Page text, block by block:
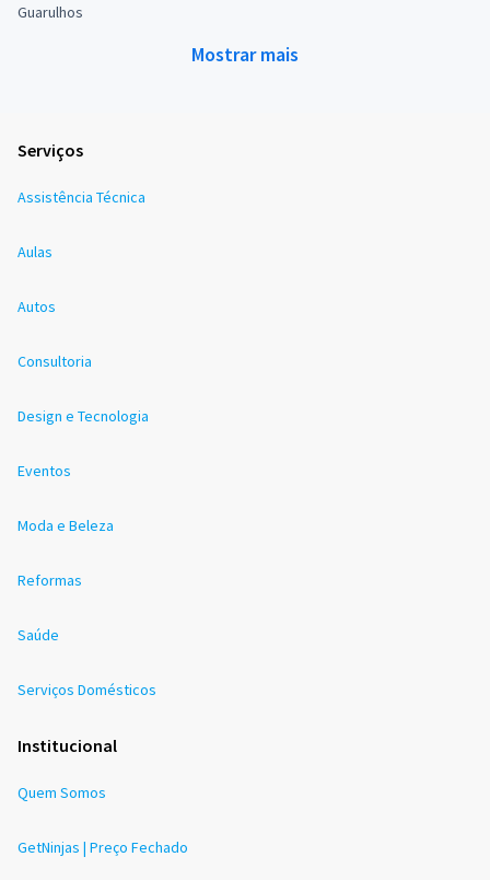
Guarulhos
Mostrar mais
Serviços
Assistência Técnica
Aulas
Autos
Consultoria
Design e Tecnologia
Eventos
Moda e Beleza
Reformas
Saúde
Serviços Domésticos
Institucional
Quem Somos
GetNinjas | Preço Fechado